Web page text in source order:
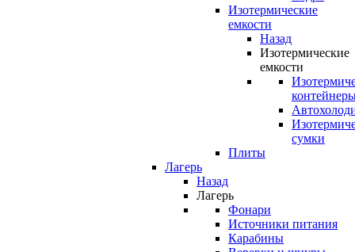
Изотермические
емкости
Назад
Изотермические
емкости
сумки
Плиты
Лагерь
Назад
Лагерь
Фонари
Источники питания
Карабины